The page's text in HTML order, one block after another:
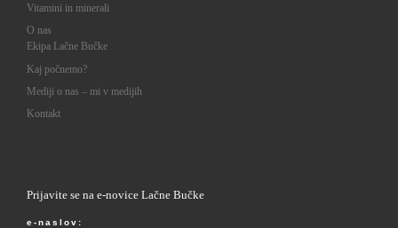
Vitamini in minerali
O nas
Ekipa Lačne Bučke
Kaj počnemo?
Mediji o nas – mi v medijih
Kontakt
Prijavite se na e-novice Lačne Bučke
e-naslov: